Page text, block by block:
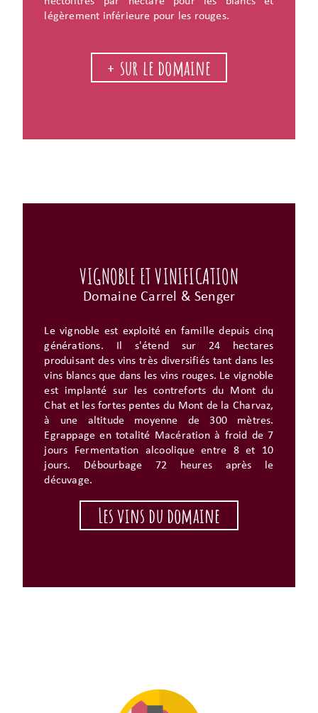
légèrement inférieure pour les rouges.
+ sur le domaine
VIGNOBLE ET VINIFICATION
Domaine Carrel & Senger
Le vignoble est exploité en famille depuis cinq
générations. Il s'étend sur 24 hectares
produisant des vins très diversifiés tant dans les
vins blancs que dans les vins rouges. Le vignoble
est implanté sur les contreforts du Mont du
Chat et les fortes pentes du Mont de la Charvaz,
à une altitude moyenne de 300 mètres.
Egrappage en totalité Macération à froid de 7
jours Fermentation alcoolique entre 8 et 10
jours. Débourbage 72 heures après le
décuvage.
Les vins du domaine